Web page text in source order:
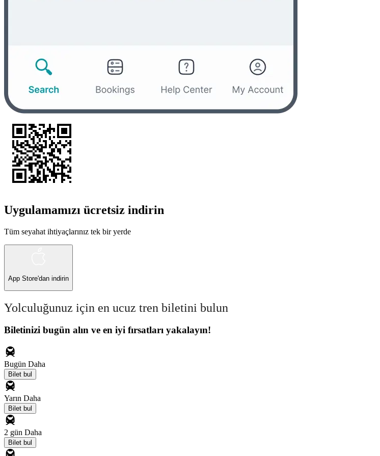
Uygulamamızı ücretsiz indirin
Tüm seyahat ihtiyaçlarınız tek bir yerde
App Store'dan indirin
Yolculuğunuz için en ucuz tren biletini bulun
Biletinizi bugün alın ve en iyi fırsatları yakalayın!
Bugün Daha
Bilet bul
Yarın Daha
Bilet bul
2 gün Daha
Bilet bul